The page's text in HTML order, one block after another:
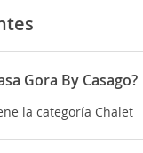
Gora By Casago?
la categoría Chalet